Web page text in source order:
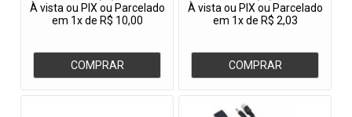
À vista ou PIX ou Parcelado
em 1x de R$ 10,00
COMPRAR
À vista ou PIX ou Parcelado
em 1x de R$ 2,03
COMPRAR